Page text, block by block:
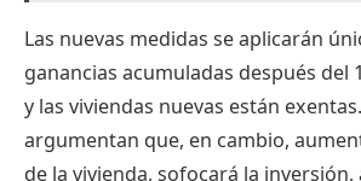
Las nuevas medidas se aplicarán
ganancias acumuladas después del
y las viviendas nuevas están
argumentan que, en cambio,
de la vivienda, sofocará la inversión,